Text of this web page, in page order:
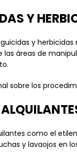
Y
y
las áreas de
sobre los
como el
y lavaojos en